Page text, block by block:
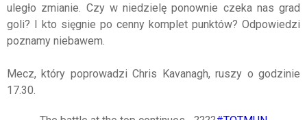
uległo zmianie. Czy w niedzielę ponownie czeka nas grad
goli? I kto sięgnie po cenny komplet punktów? Odpowiedzi
poznamy niebawem.
Mecz, który poprowadzi Chris Kavanagh, ruszy o godzinie
17.30.